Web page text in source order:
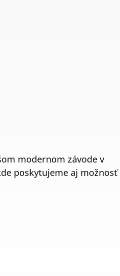
modernom závode v
poskytujeme aj možnosť